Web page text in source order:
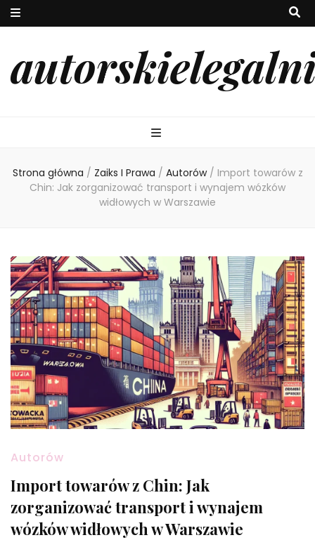
Strona główna / Zaiks I Prawa / Autorów / Import towarów z
Chin: Jak zorganizować transport i wynajem wózków
widłowych w Warszawie
Autorów
Import towarów z Chin: Jak
zorganizować transport i wynajem
wózków widłowych w Warszawie